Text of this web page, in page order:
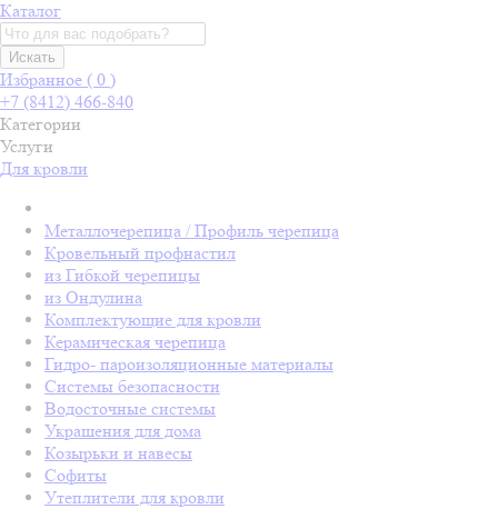
Каталог
Искать
Избранное ( 0 )
+7 (8412) 466-840
Категории
Услуги
Для кровли
Металлочерепица / Профиль черепица
Кровельный профнастил
из Гибкой черепицы
из Ондулина
Комплектующие для кровли
Керамическая черепица
Гидро- пароизоляционные материалы
Системы безопасности
Водосточные системы
Украшения для дома
Козырьки и навесы
Софиты
Утеплители для кровли